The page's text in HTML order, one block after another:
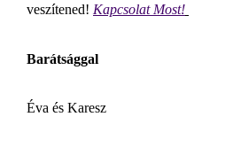
veszítened! Kapcsolat Most!
Barátsággal
Éva és Karesz